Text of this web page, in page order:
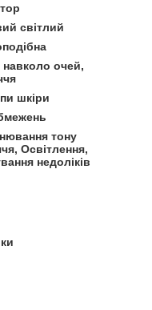
світлий
навколо очей,
шкіри
тону
Освітлення,
недоліків